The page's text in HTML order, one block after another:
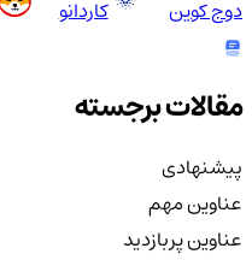
دوج کوین
کاردانو
مقالات برجسته
پیشنهادی
عناوین مهم
عناوین پربازدید